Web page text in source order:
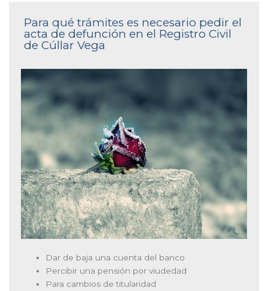
Para qué trámites es necesario pedir el
acta de defunción en el Registro Civil
de Cúllar Vega
Dar de baja una cuenta del banco
Percibir una pensión por viudedad
Para cambios de titularidad